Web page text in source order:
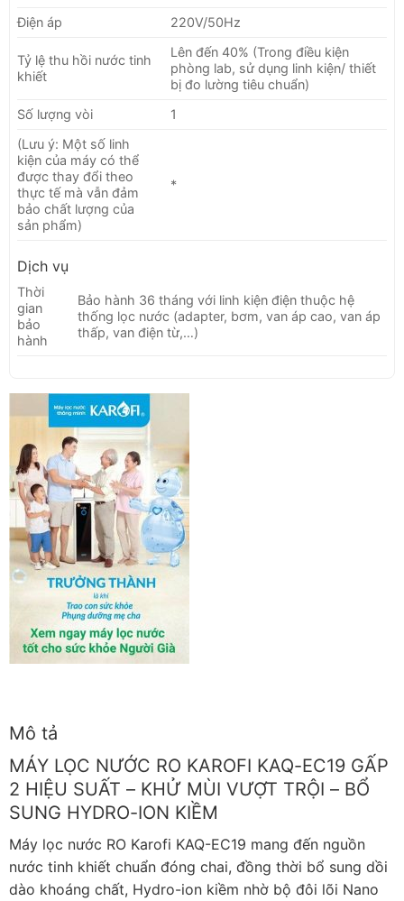
Mô tả
MÁY LỌC NƯỚC RO KAROFI KAQ-EC19 GẤP
2 HIỆU SUẤT – KHỬ MÙI VƯỢT TRỘI – BỔ
SUNG HYDRO-ION KIỀM
Máy lọc nước RO Karofi KAQ-EC19 mang đến nguồn
nước tinh khiết chuẩn đóng chai, đồng thời bổ sung dồi
dào khoáng chất, Hydro-ion kiềm nhờ bộ đôi lõi Nano
Điện áp 220V/50Hz
Tỷ lệ thu hồi nước tinh
khiết
Lên đến 40% (Trong điều kiện
phòng lab, sử dụng linh kiện/ thiết
bị đo lường tiêu chuẩn)
Số lượng vòi
1
(Lưu ý: Một số linh
kiện của máy có thể
được thay đổi theo
thực tế mà vẫn đảm
bảo chất lượng của
sản phẩm)
*
Dịch vụ
Thời
gian
bảo
hành
Bảo hành 36 tháng với linh kiện điện thuộc hệ
thống lọc nước (adapter, bơm, van áp cao, van áp
thấp, van điện từ,…)